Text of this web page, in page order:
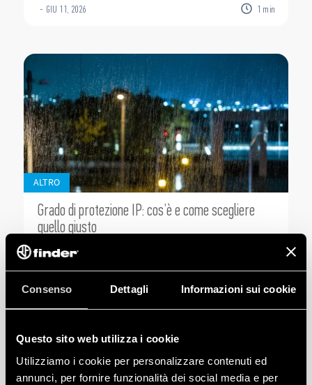
Consenso Dettagli Informazioni sui cookie
Questo sito web utilizza i cookie
Utilizziamo i cookie per personalizzare contenuti ed
annunci, per fornire funzionalità dei social media e per
- GIU 11 2026 1 min
ALTRO
Grado di protezione IP: cos’è e come scegliere
quello giusto
CARICA PIÙ ARTICOLI